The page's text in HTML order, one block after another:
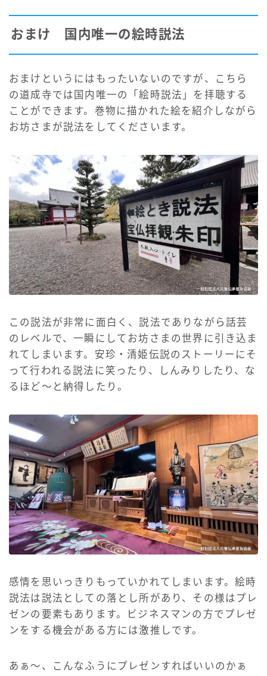
おまけ 国内唯一の絵時説法
おまけというにはもったいないのですが、こちら
の道成寺では国内唯一の「絵時説法」を拝聴する
ことができます。巻物に描かれた絵を紹介しながら
お坊さまが説法をしてくださいます。
この説法が非常に面白く、説法でありながら話芸
のレベルで、一瞬にしてお坊さまの世界に引き込ま
れてしまいます。安珍・清姫伝説のストーリーにそ
って行われる説法に笑ったり、しんみりしたり、な
るほど〜と納得したり。
感情を思いっきりもっていかれてしまいます。絵時
説法は説法としての落とし所があり、その様はプレ
ゼンの要素もあります。ビジネスマンの方でプレゼ
ンをする機会がある方には激推しです。
あぁ〜、こんなふうにプレゼンすればいいのかぁ